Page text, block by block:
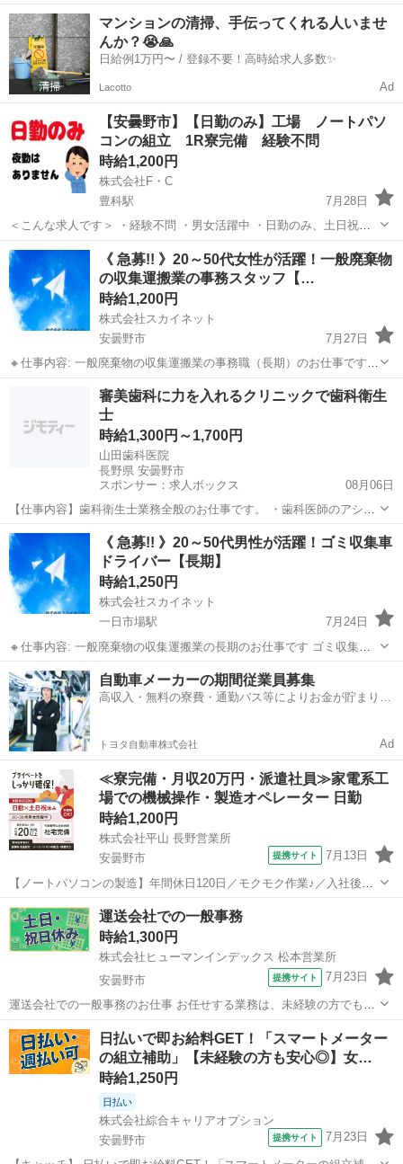
願い致します。 (携帯が止まっている場合もまずはご相談ください) お
電話でのご応募はこちら📞 TEL：078-855-8607 LIN...
長野 安曇野市 給料
マンションの清掃、手伝ってくれる人いませ
んか？😭🙏
日給例1万円〜 / 登録不要！高時給求人多数✨
Lacotto Ad
【安曇野市】【日勤のみ】工場 ノートパソ
コンの組立 1R寮完備 経験不問
時給1,200円
株式会社F・C
豊科駅
7月28日
＜こんな求人です＞ ・経験不問 ・男女活躍中 ・日勤のみ、土日祝休
み ・お給料の前払いOK ・豊科駅から徒歩圏内 ・電車、マイカー通勤
・1R寮完備 ・通勤交通費支給 ・WEB面接実施中 ＜工場でのパ...
長野 安曇野市 豊科駅 給料
《 急募!! 》20～50代女性が活躍！一般廃棄物
の収集運搬業の事務スタッフ【…
時給1,200円
株式会社スカイネット
安曇野市
7月27日
🔸仕事内容: 一般廃棄物の収集運搬業の事務職（長期）のお仕事です
可燃ごみや資源物回収の業務に関する事務作業に携わっていただきま
す パソコン入力作業もあります 🔸アピールポイント: 未経験の方でも
大丈夫です！ ...
安曇野市 その他 スタッフ
審美歯科に力を入れるクリニックで歯科衛生
士
時給1,300円～1,700円
山田歯科医院
長野県 安曇野市
スポンサー：求人ボックス
08月06日
【仕事内容】歯科衛生士業務全般のお仕事です。 ・歯科医師のアシス
タント ・歯周治療(スケーリング、SRP、TBI) ・ブラッシング指導 ・
院内清掃等その他付随する業務を担当していただきます。 従事すべき
業務の変更:なし 就業の場所...
アルバイト・パート
《 急募!! 》20～50代男性が活躍！ゴミ収集車
ドライバー【長期】
時給1,250円
株式会社スカイネット
一日市場駅
7月24日
🔸仕事内容: 一般廃棄物の収集運搬業の長期のお仕事です ゴミ収集車
のドライバーのお仕事に携わっていただきます 🔸アピールポイント:
未経験の方でも大丈夫です 一から丁寧に教えてもらえて覚えたら一人
でもくもくと作...
長野 安曇野市 一日市場駅 その他 50代男性
自動車メーカーの期間従業員募集
高収入・無料の寮費・通勤バス等によりお金が貯まりや
トヨタ自動車株式会社 Ad
≪寮完備・月収20万円・派遣社員≫家電系工
場での機械操作・製造オペレーター 日勤
時給1,200円
株式会社平山 長野営業所
安曇野市
提携サイト 7月13日
【ノートパソコンの製造】年間休日120日／モクモク作業♪／入社後研
修あり！未経験OK◎工場デビューにもおすすめ 電子機器・精密機器
を製造する工場で、 ノートパソコンを作るお仕事です♪ 電子機器・精
密機器を製造する工場で、 ...
長野 安曇野市 その他
運送会社での一般事務
時給1,300円
株式会社ヒューマンインデックス 松本営業所
安曇野市
提携サイト 7月23日
運送会社での一般事務のお仕事 お任せする業務は、未経験の方でも安
心してスタートできる内容です 【業務内容】 ・ドライバー運行日報へ
の入力 ・経費の精算入力 ・受領書の処理、請求書の作成 ・取引先へ
のメール送付 ・その他、...
長野 安曇野市 一般事務
日払いで即お給料GET！「スマートメーター
の組立補助」【未経験の方も安心◎】女…
時給1,250円
日払い
株式会社綜合キャリアオプション
安曇野市
提携サイト 7月23日